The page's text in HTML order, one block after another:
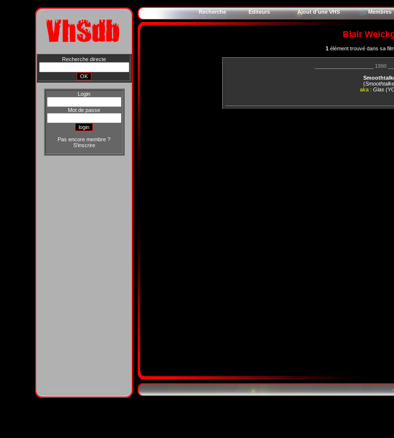
Recherche directe
Login
Mot de passe
Pas encore membre ?
S'inscrire
Recherche Editeurs Ajout d'une VHS Membres
Blair
1élément trouvé dans sa
1990
(
aka : Glas